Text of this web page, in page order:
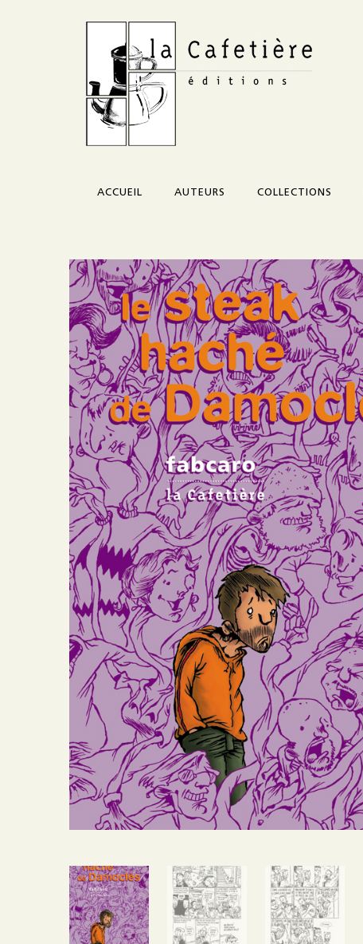
ACCUEIL AUTEURS COLLECTIONS
Corazón
Credo
Morceau
Brasero
Crescendo
Portfolio